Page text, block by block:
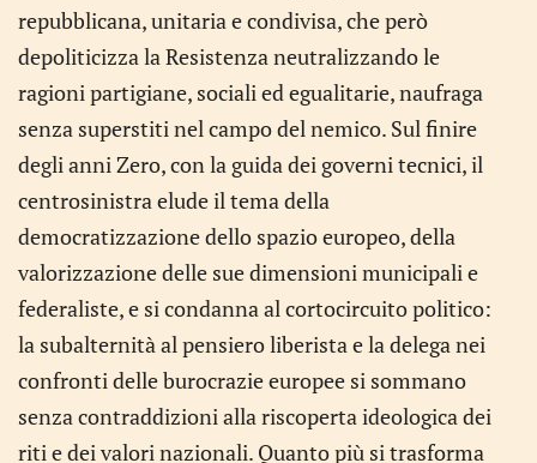
repubblicana, unitaria e condivisa, che però
depoliticizza la Resistenza neutralizzando le
ragioni partigiane, sociali ed egualitarie, naufraga
senza superstiti nel campo del nemico. Sul finire
degli anni Zero, con la guida dei governi tecnici, il
centrosinistra elude il tema della
democratizzazione dello spazio europeo, della
valorizzazione delle sue dimensioni municipali e
federaliste, e si condanna al cortocircuito politico:
la subalternità al pensiero liberista e la delega nei
confronti delle burocrazie europee si sommano
senza contraddizioni alla riscoperta ideologica dei
riti e dei valori nazionali. Quanto più si trasforma